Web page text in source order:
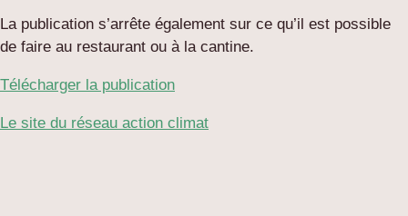
La publication s’arrête également sur ce qu’il est possible
de faire au restaurant ou à la cantine.
Télécharger la publication
Le site du réseau action climat